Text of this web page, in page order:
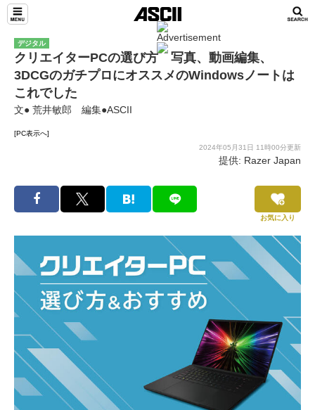
デジタル
クリエイターPCの選び方 写真、動画編集、
3DCGのガチプロにオススメのWindowsノートは
これでした
文● 荒井敏郎 編集●ASCII
[PC表示へ]
2024年05月31日 11時00分更新
提供: Razer Japan
お気に入り